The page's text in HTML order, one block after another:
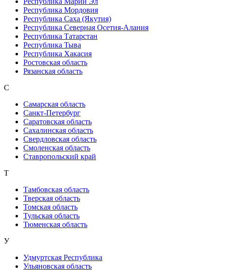
Республика Мордовия
Республика Саха (Якутия)
Республика Северная Осетия-Алания
Республика Татарстан
Республика Тыва
Республика Хакасия
Ростовская область
Рязанская область
С
Самарская область
Санкт-Петербург
Саратовская область
Сахалинская область
Свердловская область
Смоленская область
Ставропольский край
Т
Тамбовская область
Тверская область
Томская область
Тульская область
Тюменская область
У
Удмуртская Республика
Ульяновская область